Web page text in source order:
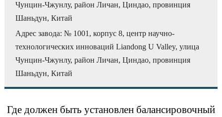
Чунцин-Чжунлу, район Личан, Циндао, провинция
Шаньдун, Китай
Адрес завода: № 1001, корпус 8, центр научно-
технологических инноваций Liandong U Valley, улица
Чунцин-Чжунлу, район Личан, Циндао, провинция
Шаньдун, Китай
Где должен быть установлен балансировочный